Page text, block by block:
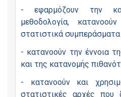
- εφαρμόζουν την
μεθοδολογία,
στατιστικά συμπεράσματα
- κατανοούν την έννοια
και της κατανομής
- κατανοούν και
στατιστικές αρχές ̟που